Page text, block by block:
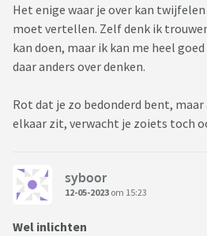
Het enige waar je over kan
moet vertellen. Zelf denk ik
kan doen, maar ik kan me heel
daar anders over denken.
Rot dat je zo bedonderd bent,
elkaar zit, verwacht je zoiets toch
syboor
12-05-2023 om 15:23
Wel inlichten